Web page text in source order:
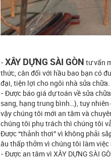
-XÂY DỰNG SÀI GÒN tư vấn
thức, cân đối với hầu bao bạn có
đại, tiện lợi cho ngôi nhà sửa chữa.
- Được báo giá dự toán về sửa
sang, hạng trung bình…), tuy
vậy chúng tôi mới an tâm và
chúng tôi phụ trách thì chúng tôi
Được “thảnh thơi” vì không phải
âu thấp thởm vì chúng tôi làm việc
- Được an tâm vì XÂY DỰNG SÀI